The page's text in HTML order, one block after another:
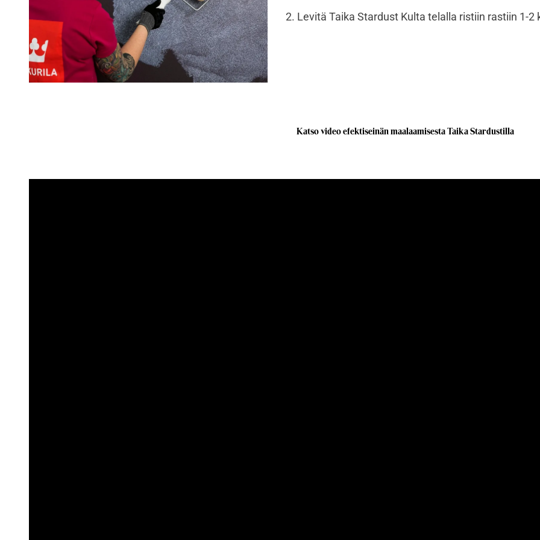
2. Levitä Taika Stardust Kulta telalla ristiin rastiin 1-2
Katso video efektiseinän maalaamisesta Taika Stardustilla